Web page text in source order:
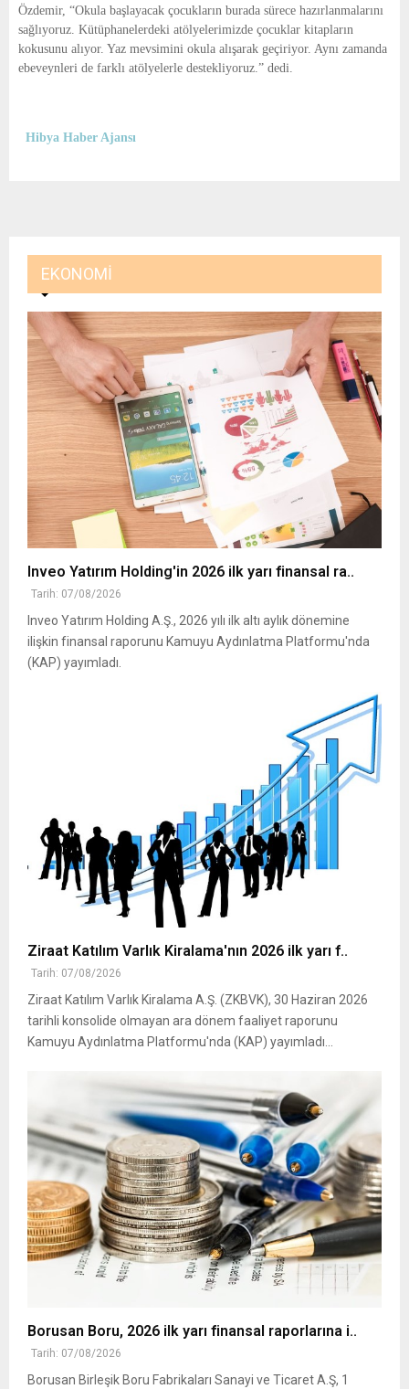
Özdemir, “Okula başlayacak çocukların burada sürece hazırlanmalarını
sağlıyoruz. Kütüphanelerdeki atölyelerimizde çocuklar kitapların
kokusunu alıyor. Yaz mevsimini okula alışarak geçiriyor. Aynı zamanda
ebeveynleri de farklı atölyelerle destekliyoruz.” dedi.
Hibya Haber Ajansı
EKONOMI
Inveo Yatırım Holding'in 2026 ilk yarı finansal ra..
Tarih: 07/08/2026
Inveo Yatırım Holding A.Ş., 2026 yılı ilk altı aylık dönemine
ilişkin finansal raporunu Kamuyu Aydınlatma Platformu'nda
(KAP) yayımladı.
Ziraat Katılım Varlık Kiralama'nın 2026 ilk yarı f..
Tarih: 07/08/2026
Ziraat Katılım Varlık Kiralama A.Ş. (ZKBVK), 30 Haziran 2026
tarihli konsolide olmayan ara dönem faaliyet raporunu
Kamuyu Aydınlatma Platformu'nda (KAP) yayımladı...
Borusan Boru, 2026 ilk yarı finansal raporlarına i..
Tarih: 07/08/2026
Borusan Birleşik Boru Fabrikaları Sanayi ve Ticaret A.Ş, 1